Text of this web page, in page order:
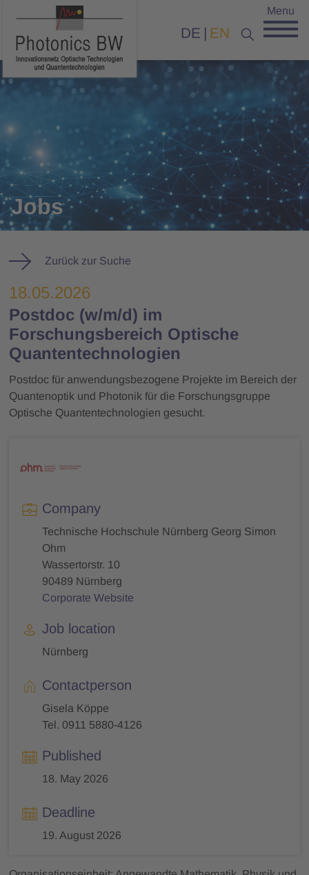
DE EN
Menu
Jobs
Zurück zur Suche
18.05.2026
Postdoc (w/m/d) im
Forschungsbereich Optische
Quantentechnologien
Postdoc für anwendungsbezogene Projekte im Bereich der
Quantenoptik und Photonik für die Forschungsgruppe
Optische Quantentechnologien gesucht.
Company
Technische Hochschule Nürnberg Georg Simon
Ohm
Wassertorstr. 10
90489 Nürnberg
Corporate Website
Job location
Nürnberg
Contactperson
Gisela Köppe
Tel. 0911 5880-4126
Published
18. May 2026
Deadline
19. August 2026